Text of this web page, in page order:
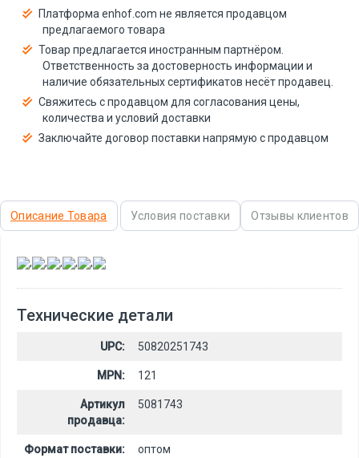
Платформа enhof.com не является продавцом
предлагаемого товара
Товар предлагается иностранным партнёром.
Ответственность за достоверность информации и
наличие обязательных сертификатов несёт продавец.
Свяжитесь с продавцом для согласования цены,
количества и условий доставки
Заключайте договор поставки напрямую с продавцом
Описание Товара Условия поставки Отзывы клиентов
, , , , ,
Технические детали
UPC: 50820251743
MPN: 121
Артикул
продавца:
5081743
Формат поставки: оптом